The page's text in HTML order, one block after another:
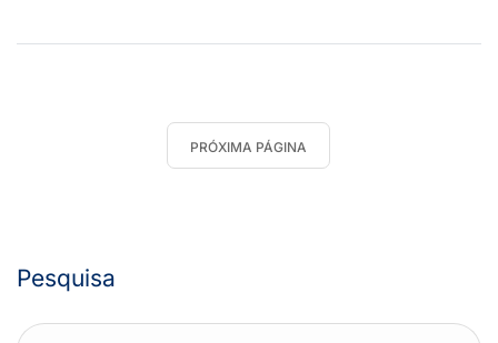
PRÓXIMA PÁGINA
Pesquisa